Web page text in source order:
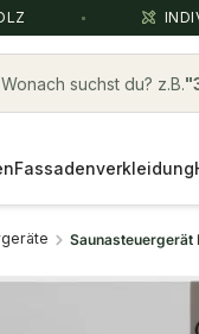
Wonach suchst du? z.B.
Fassadenverkleidung
Saunasteuergerät